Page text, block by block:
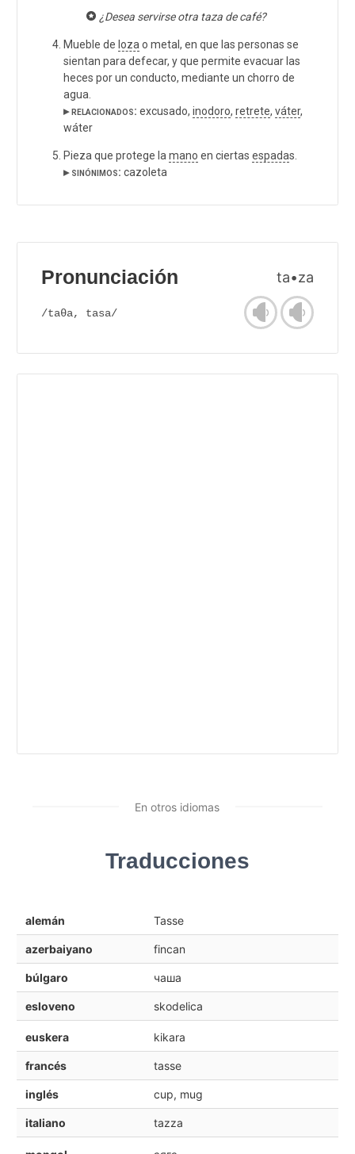
¿Desea servirse otra taza de café?
Mueble de loza o metal, en que las personas se
sientan para defecar, y que permite evacuar las
heces por un conducto, mediante un chorro de
agua.
▸ relacionados: excusado, inodoro, retrete, váter,
wáter
Pieza que protege la mano en ciertas espadas.
▸ sinónimos: cazoleta
Pronunciación ta•za
/taθa, tasa/
En otros idiomas
Traducciones
alemán Tasse
azerbaiyano fincan
búlgaro чаша
esloveno skodelica
euskera kikara
francés tasse
inglés cup, mug
italiano tazza